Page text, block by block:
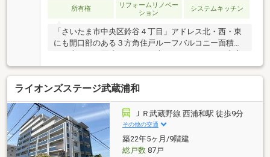
所有権
リフォームリノベー
ション
システムキッチン
「さいたま市中央区鈴谷４丁目」アドレス北・西・東
にも開口部のある３方角住戸ルーフバルコニー面積３
０平米ポーチ面積５．６４平米～リノベーション内容
～（2026年6月完了）・システムキッチン交換（食洗
機付）・ユニットバス交換（１４１８タイプ）・洗面
化粧台交換・トイレ交換・全クロス貼替・フローリン
グ張替・建具交換・洗濯機用防水パン交換・・・等
ライオンズステージ武蔵浦和
ＪＲ武蔵野線 西浦和駅 徒歩9分
その他の交通
築22年5ヶ月/9階建
総戸数87戸